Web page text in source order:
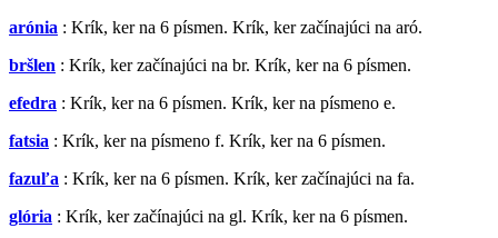
arónia : Krík, ker na 6 písmen. Krík, ker začínajúci na aró.
bršlen : Krík, ker začínajúci na br. Krík, ker na 6 písmen.
efedra : Krík, ker na 6 písmen. Krík, ker na písmeno e.
fatsia : Krík, ker na písmeno f. Krík, ker na 6 písmen.
fazuľa : Krík, ker na 6 písmen. Krík, ker začínajúci na fa.
glória : Krík, ker začínajúci na gl. Krík, ker na 6 písmen.